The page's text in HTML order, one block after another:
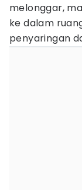
melonggar,
ke dalam
penyaringan